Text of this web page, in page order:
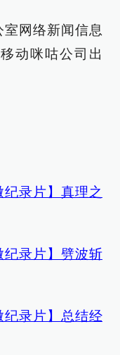
室网络新闻信息
动咪咕公司出
纪录片】真理之
纪录片】劈波斩
纪录片】总结经